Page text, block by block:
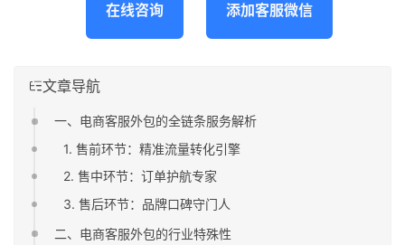
在线咨询 添加客服微信
文章导航
一、电商客服外包的全链条服务解析
1. 售前环节：精准流量转化引擎
2. 售中环节：订单护航专家
3. 售后环节：品牌口碑守门人
二、电商客服外包的行业特殊性